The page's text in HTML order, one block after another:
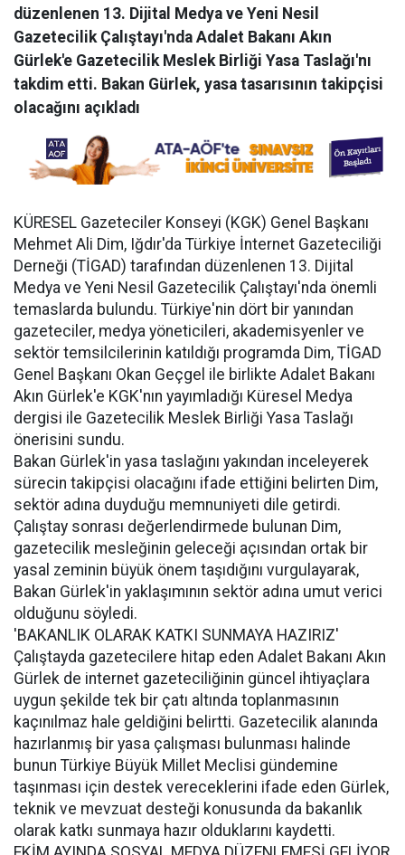
düzenlenen 13. Dijital Medya ve Yeni Nesil
Gazetecilik Çalıştayı'nda Adalet Bakanı Akın
Gürlek'e Gazetecilik Meslek Birliği Yasa Taslağı'nı
takdim etti. Bakan Gürlek, yasa tasarısının takipçisi
olacağını açıkladı
KÜRESEL Gazeteciler Konseyi (KGK) Genel Başkanı
Mehmet Ali Dim, Iğdır'da Türkiye İnternet Gazeteciliği
Derneği (TİGAD) tarafından düzenlenen 13. Dijital
Medya ve Yeni Nesil Gazetecilik Çalıştayı'nda önemli
temaslarda bulundu. Türkiye'nin dört bir yanından
gazeteciler, medya yöneticileri, akademisyenler ve
sektör temsilcilerinin katıldığı programda Dim, TİGAD
Genel Başkanı Okan Geçgel ile birlikte Adalet Bakanı
Akın Gürlek'e KGK'nın yayımladığı Küresel Medya
dergisi ile Gazetecilik Meslek Birliği Yasa Taslağı
önerisini sundu.
Bakan Gürlek'in yasa taslağını yakından inceleyerek
sürecin takipçisi olacağını ifade ettiğini belirten Dim,
sektör adına duyduğu memnuniyeti dile getirdi.
Çalıştay sonrası değerlendirmede bulunan Dim,
gazetecilik mesleğinin geleceği açısından ortak bir
yasal zeminin büyük önem taşıdığını vurgulayarak,
Bakan Gürlek'in yaklaşımının sektör adına umut verici
olduğunu söyledi.
'BAKANLIK OLARAK KATKI SUNMAYA HAZIRIZ'
Çalıştayda gazetecilere hitap eden Adalet Bakanı Akın
Gürlek de internet gazeteciliğinin güncel ihtiyaçlara
uygun şekilde tek bir çatı altında toplanmasının
kaçınılmaz hale geldiğini belirtti. Gazetecilik alanında
hazırlanmış bir yasa çalışması bulunması halinde
bunun Türkiye Büyük Millet Meclisi gündemine
taşınması için destek vereceklerini ifade eden Gürlek,
teknik ve mevzuat desteği konusunda da bakanlık
olarak katkı sunmaya hazır olduklarını kaydetti.